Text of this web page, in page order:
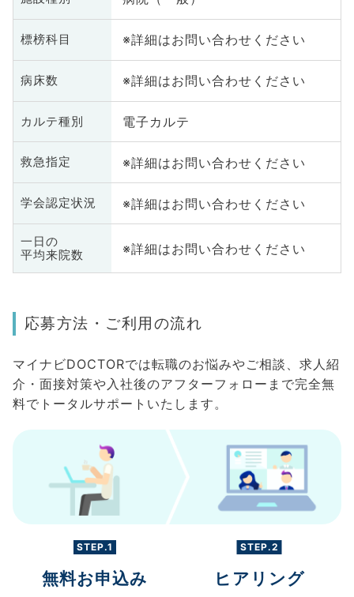
標榜科目 ※詳細はお問い合わせください
病床数 ※詳細はお問い合わせください
カルテ種別 電子カルテ
救急指定 ※詳細はお問い合わせください
学会認定状況 ※詳細はお問い合わせください
一日の
平均来院数
※詳細はお問い合わせください
応募方法・ご利用の流れ
マイナビDOCTORでは転職のお悩みやご相談、求人紹
介・面接対策や入社後のアフターフォローまで完全無
料でトータルサポートいたします。
STEP.1
無料お申込み
STEP.2
ヒアリング